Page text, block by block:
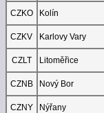
CZKO
Kolín
CZKV
Karlovy Vary
CZLT
Litoměřice
CZNB
Nový Bor
CZNY
Nýřany